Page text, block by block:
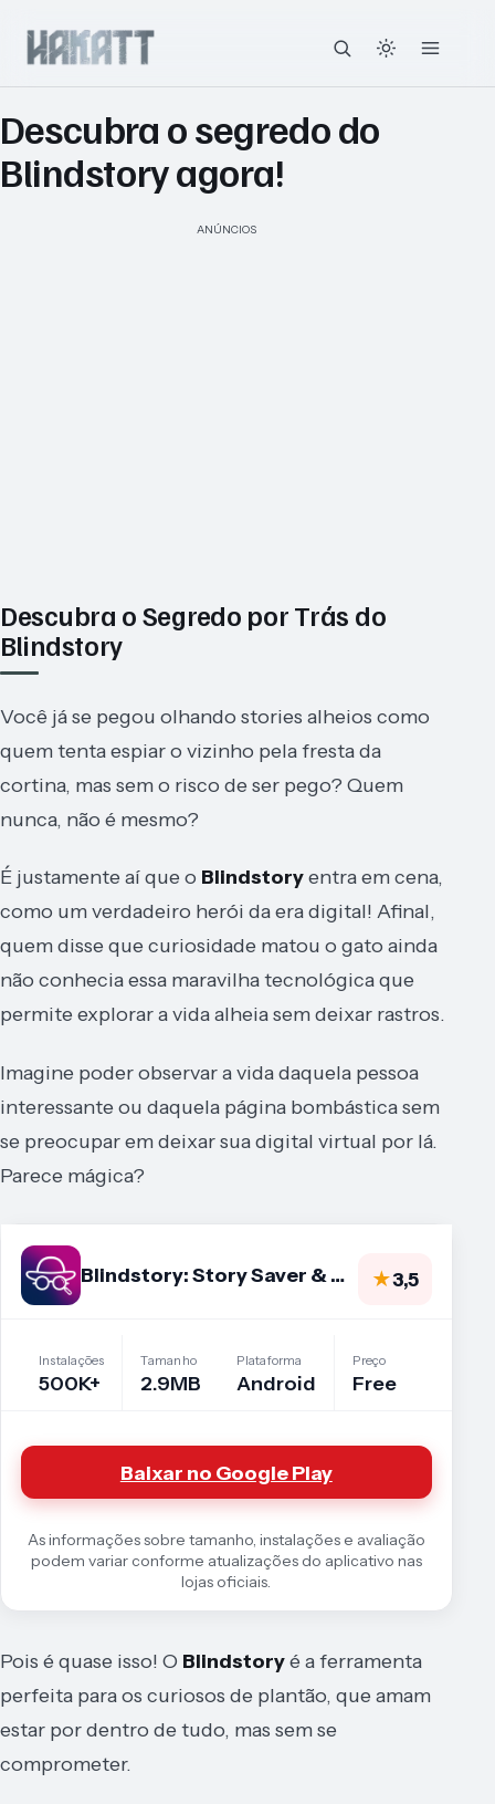
Descubra o segredo do
Blindstory agora!
ANÚNCIOS
Descubra o Segredo por Trás do
Blindstory
Você já se pegou olhando stories alheios como
quem tenta espiar o vizinho pela fresta da
cortina, mas sem o risco de ser pego? Quem
nunca, não é mesmo?
É justamente aí que o Blindstoryentra em cena,
como um verdadeiro herói da era digital! Afinal,
quem disse que curiosidade matou o gato ainda
não conhecia essa maravilha tecnológica que
permite explorar a vida alheia sem deixar rastros.
Imagine poder observar a vida daquela pessoa
interessante ou daquela página bombástica sem
se preocupar em deixar sua digital virtual por lá.
Parece mágica?
Blindstory: Story Saver & View ★3,5
Instalações
500K+
Tamanho
2.9MB
Plataforma
Android
Preço
Free
Baixar no Google Play
As informações sobre tamanho, instalações e avaliação
podem variar conforme atualizações do aplicativo nas
lojas oficiais.
Pois é quase isso! O Blindstoryé a ferramenta
perfeita para os curiosos de plantão, que amam
estar por dentro de tudo, mas sem se
comprometer.